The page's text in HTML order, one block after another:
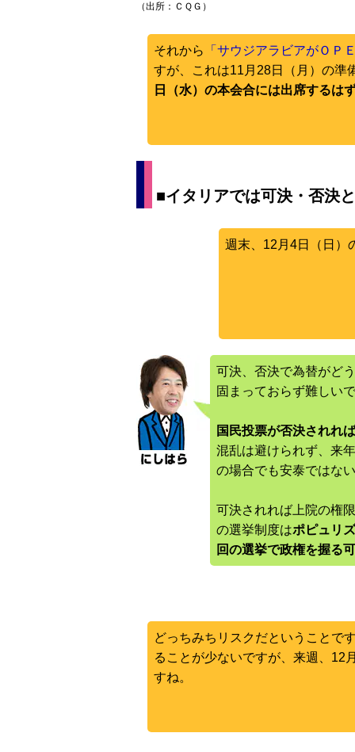
（出所：ＣＱＧ）
それから
「サウジアラビアがＯＰ
すが、これは11月28日（月）の準
日（水）の本会合には出席するは
■イタリアでは可決・否決
週末、12月4日（日）
可決、否決で為替がど
固まっておらず難しい
国民投票が否決されれ
混乱は避けられず、来
の場合でも安泰ではな
可決されれば上院の権
の選挙制度はポピュリ
回の選挙で政権を握る
どっちみちリスクだということで
ることが少ないですが、来週、12
すね。